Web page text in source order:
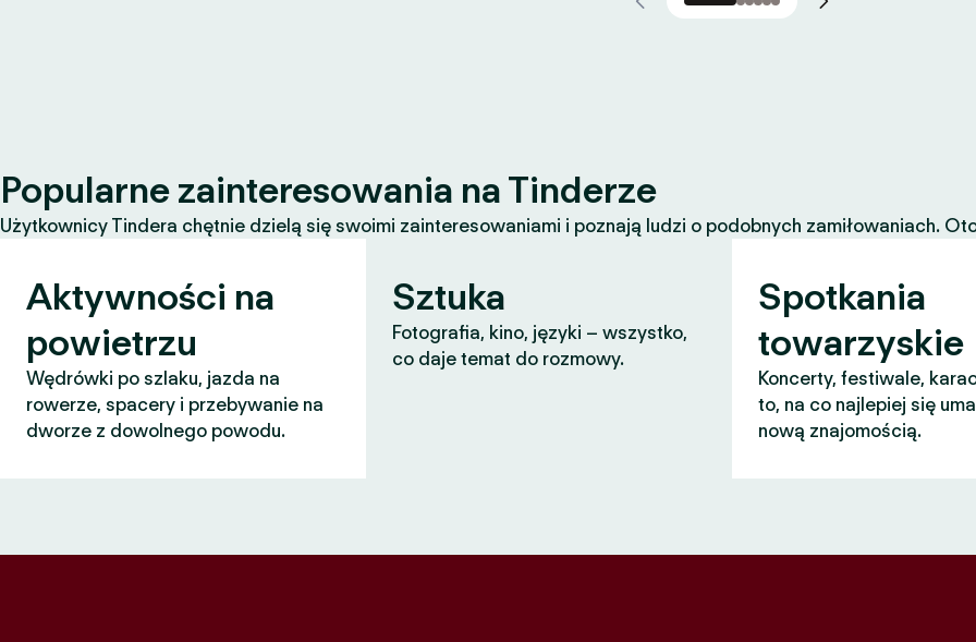
Popularne zainteresowania na Tinderze
Użytkownicy Tindera chętnie dzielą się swoimi zainteresowaniami i poznają ludzi o podobnych zamiłowaniach.
Aktywności na
powietrzu
Wędrówki po szlaku, jazda na
rowerze, spacery i przebywanie na
dworze z dowolnego powodu.
Sztuka
Fotografia, kino, języki – wszystko,
co daje temat do rozmowy.
Spotkania
towarzyskie
Koncerty, festiwale,
to, na co najlepiej się
nową znajomością.